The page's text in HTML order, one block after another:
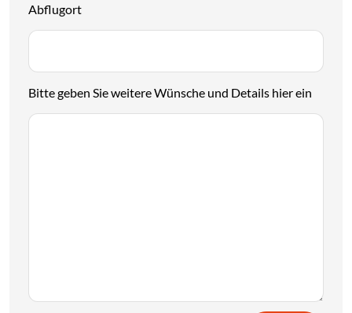
Abflugort
Bitte geben Sie weitere Wünsche und Details hier ein